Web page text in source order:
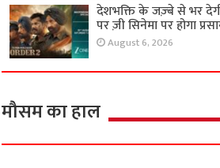
देशभक्ति के जज़्बे से भर देगी
पर ज़ी सिनेमा पर होगा
August 6, 2026
मौसम का हाल